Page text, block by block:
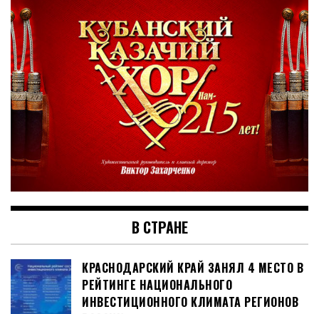
В СТРАНЕ
КРАСНОДАРСКИЙ КРАЙ ЗАНЯЛ 4 МЕСТО В
РЕЙТИНГЕ НАЦИОНАЛЬНОГО
ИНВЕСТИЦИОННОГО КЛИМАТА РЕГИОНОВ